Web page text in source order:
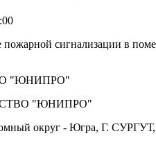
пожарной сигнализации в
"ЮНИПРО"
"ЮНИПРО"
округ - Югра, Г.